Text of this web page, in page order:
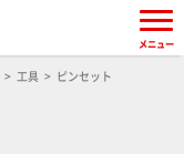
工具 ピンセット
メニュー